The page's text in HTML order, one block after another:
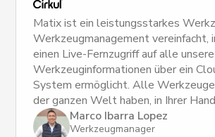
Matix ist ein leistungsstarkes
Werkzeugmanagement vereinfacht,
einen Live-Fernzugriff auf alle unsere
Werkzeuginformationen über ein
System ermöglicht. Alle
der ganzen Welt haben, in Ihrer
Marco Ibarra Lopez
Werkzeugmanager